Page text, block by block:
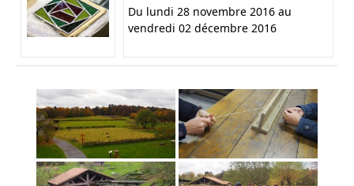
Du lundi 28 novembre 2016 au
vendredi 02 décembre 2016